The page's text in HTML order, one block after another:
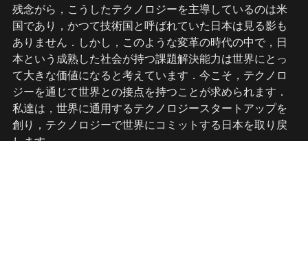
残念がら，こうしたテクノロジーを主導しているのは米
国であり，かつて技術国と呼ばれていた日本は見る影も
ありません．しかし，このような変革の時代の中で，日
本という成熟した社会が持つ課題解決能力は世界にとっ
て大きな価値になると考えています．今こそ，テクノロ
ジーを通じて世界との接点を持つことが求められます．
私達は，世界に通用するテクノロジースタートアップを
創り，テクノロジーで世界にコミットする日本を取り戻
します．